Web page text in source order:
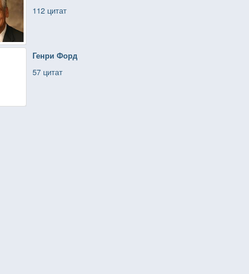
112 цитат
Генри Форд
57 цитат